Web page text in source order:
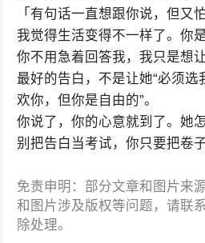
「有句话一直想跟你说，但又
我觉得生活变得不一样了。你
你不用急着回答我，我只是想
最好的告白，不是让她“必须选
欢你，但你是自由的”。
你说了，你的心意就到了。她
别把告白当考试，你只要把卷
免责申明：部分文章和图片来
和图片涉及版权等问题，请联
除处理。